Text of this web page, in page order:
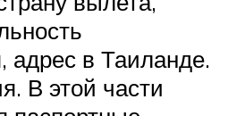
адрес в Таиланде.
В этой части